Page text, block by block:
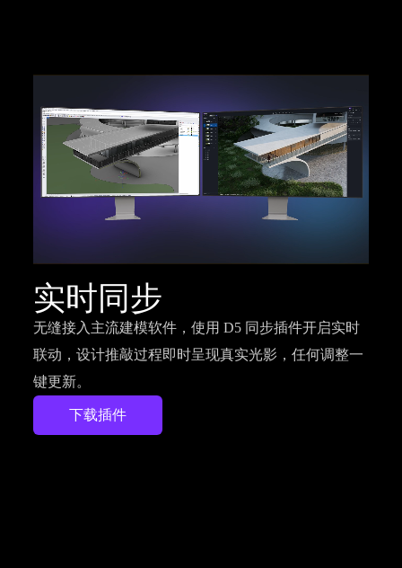
实时同步
无缝接入主流建模软件，使用 D5 同步插件开启实时
联动，设计推敲过程即时呈现真实光影，任何调整一
键更新。
下载插件